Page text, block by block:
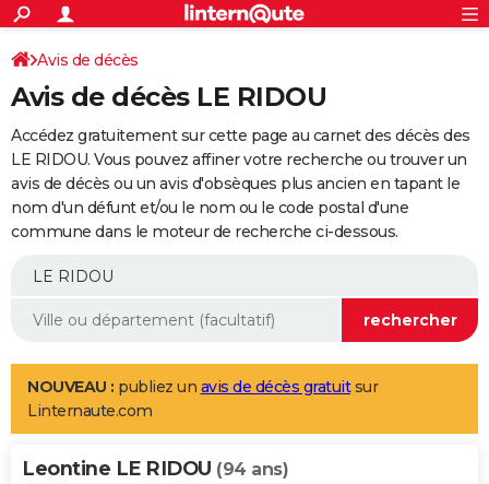
ACTUALITÉS
Politique
Société
Faits Divers
Education
Monde
Villes
+
SPORT
Coupe du monde 2026
Football
Tennis
Cyclisme
Rugby
Forum
Programme TV
TNTStreaming
Cinéma
Sorties cinéma
Musique
+FINANCE
Retraite
Epargne
Immobilier
Risques naturels par ville
Banque
Assurance
AUTO
Essais
Réserver un essai
Citadines
Berlines
SUV
Forum auto
+
Mobiles
Meilleur smartphone
Internet
Ordinateurs
Jeux vidéo
Guide high-tech
Aménagement intérieur
LIFESTYLE
Art de vivre
Bien-être
Loisirs
Mode
Modes de vie
Alimentation
Guide de la santé
Maladies
Médicaments
Sommeil
VOYAGE
Avis de décès
Avis de décès LE RIDOU
Accédez gratuitement sur cette page au carnet des décès des
LE RIDOU. Vous pouvez affiner votre recherche ou trouver un
avis de décès ou un avis d'obsèques plus ancien en tapant le
nom d'un défunt et/ou le nom ou le code postal d'une
commune dans le moteur de recherche ci-dessous.
NOUVEAU : publiez un avis de décès gratuitsur
Linternaute.com
Leontine LE RIDOU (94 ans)